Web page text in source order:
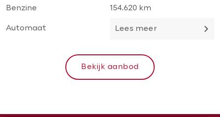
Benzine 154.620 km
Automaat Lees meer
Bekijk aanbod